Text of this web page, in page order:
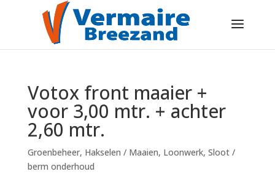
Votox front maaier +
voor 3,00 mtr. + achter
2,60 mtr.
Groenbeheer, Hakselen / Maaien, Loonwerk, Sloot /
berm onderhoud